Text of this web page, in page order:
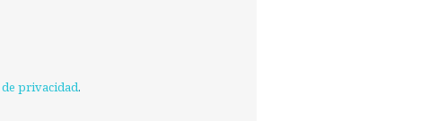
privacidad.